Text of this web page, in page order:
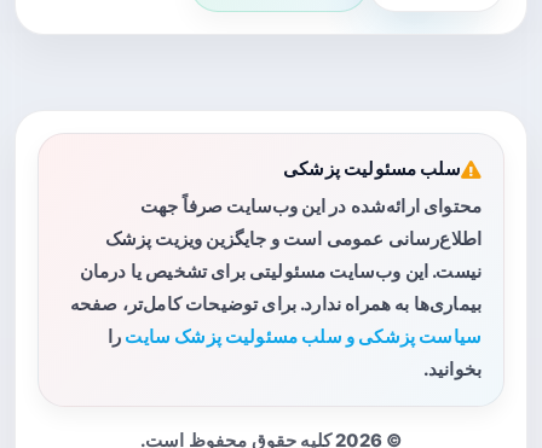
سلب مسئولیت پزشکی
محتوای ارائه‌شده در این وب‌سایت صرفاً جهت
اطلاع‌رسانی عمومی است و جایگزین ویزیت پزشک
نیست. این وب‌سایت مسئولیتی برای تشخیص یا درمان
بیماری‌ها به همراه ندارد. برای توضیحات کامل‌تر، صفحه
سیاست پزشکی و سلب مسئولیت پزشک سایت را
بخوانید.
© 2026 کلیه حقوق محفوظ است.